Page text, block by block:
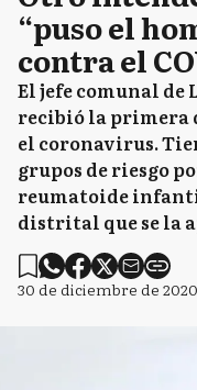
“puso el
contra el
El jefe comunal de
recibió la primera
el coronavirus.
grupos de riesgo
reumatoide
distrital que se la
30 de diciembre de 2020